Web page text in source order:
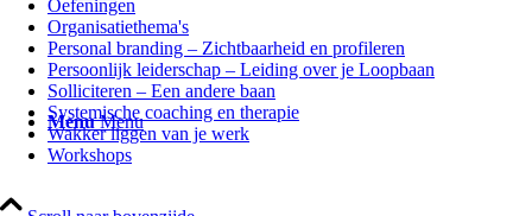
Menu Menu
Oefeningen
Organisatiethema's
Personal branding – Zichtbaarheid en profileren
Persoonlijk leiderschap – Leiding over je Loopbaan
Solliciteren – Een andere baan
Systemische coaching en therapie
Wakker liggen van je werk
Workshops